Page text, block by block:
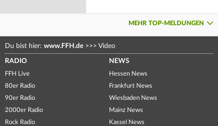
MEHR TOP-MELDUNGEN
Du bist hier: www.FFH.de >>> Video
RADIO
FFH Live
80er Radio
90er Radio
2000er Radio
Rock Radio
NEWS
Hessen News
Frankfurt News
Wiesbaden News
Mainz News
Kassel News